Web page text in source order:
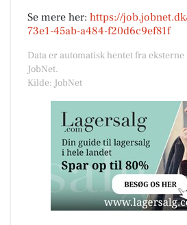
Se mere her: https://
73e1-45ab-a484-f20d6c9ef81f
Data er automatisk hentet fra
JobNet.
Kilde: JobNet